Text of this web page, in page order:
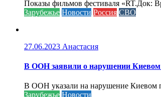
Показы фильмов фестиваля «RT.Док:
Зарубежье Новости Россия СВО
27.06.2023 Анастасия
В ООН заявили о нарушении Киевом
В ООН указали на нарушение Киевом
Зарубежье Новости